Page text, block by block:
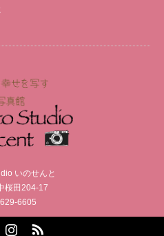
いのせんと
桜田204-17
6605